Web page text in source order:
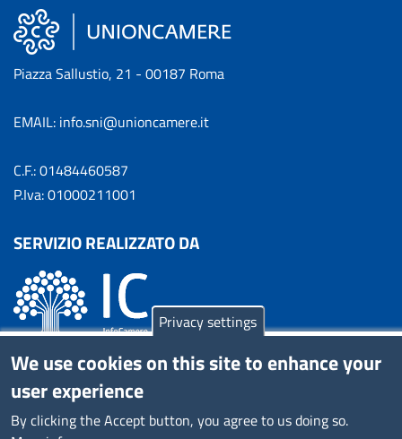
Piazza Sallustio, 21 - 00187 Roma
EMAIL: info.sni@unioncamere.it
C.F.: 01484460587
P.Iva: 01000211001
SERVIZIO REALIZZATO DA
SEGUICI SU
Privacy settings
We use cookies on this site to enhance your
user experience
By clicking the Accept button, you agree to us doing so.